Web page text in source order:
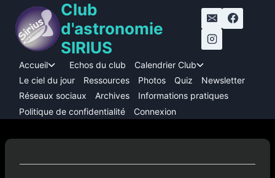
contenu
Club
d'astronomie
SIRIUS
Accueil
Ouvrir/fermer
le
menu
enfant
Echos du club Calendrier Club
le
menu
Le ciel du jour Ressources Photos Quiz
Newsletter
Réseaux sociaux
Archives
Informations pratiques
Politique de confidentialité
Connexion